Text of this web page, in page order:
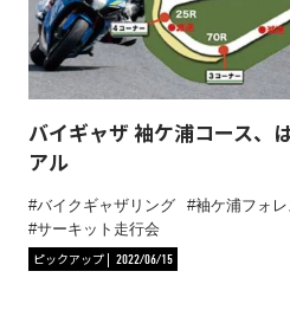
バイギャザ 袖ケ浦コース、
アル
バイクギャザリング
袖ケ浦フォ
サーキット走行会
ピックアップ
2022/06/15